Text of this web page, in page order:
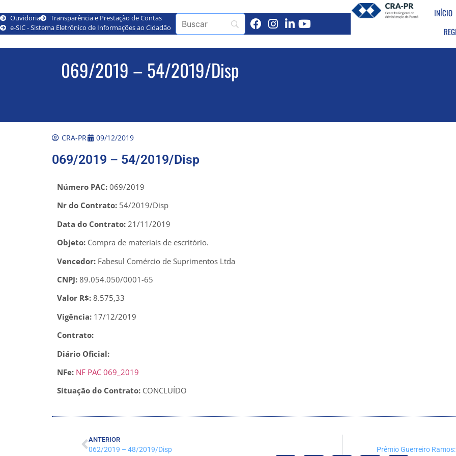
Ouvidoria
Transparência e Prestação de Contas
e-SIC - Sistema Eletrônico de Informações ao Cidadão
INÍCIO
069/2019 – 54/2019/Disp
CRA-PR 09/12/2019
069/2019 – 54/2019/Disp
Número PAC: 069/2019
Nr do Contrato: 54/2019/Disp
Data do Contrato: 21/11/2019
Objeto: Compra de materiais de escritório.
Vencedor: Fabesul Comércio de Suprimentos Ltda
CNPJ: 89.054.050/0001-65
Valor R$: 8.575,33
Vigência: 17/12/2019
Contrato:
Diário Oficial:
NFe: NF PAC 069_2019
Situação do Contrato: CONCLUÍDO
ANTERIOR
062/2019 – 48/2019/Disp Prêmio Guerreiro